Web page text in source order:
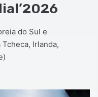
do Sul e
Irlanda,